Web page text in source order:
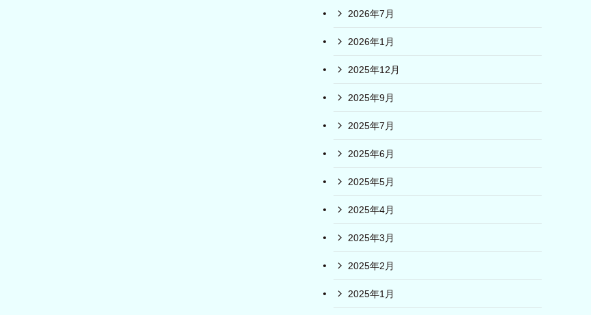
2026年7月
2026年1月
2025年12月
2025年9月
2025年7月
2025年6月
2025年5月
2025年4月
2025年3月
2025年2月
2025年1月